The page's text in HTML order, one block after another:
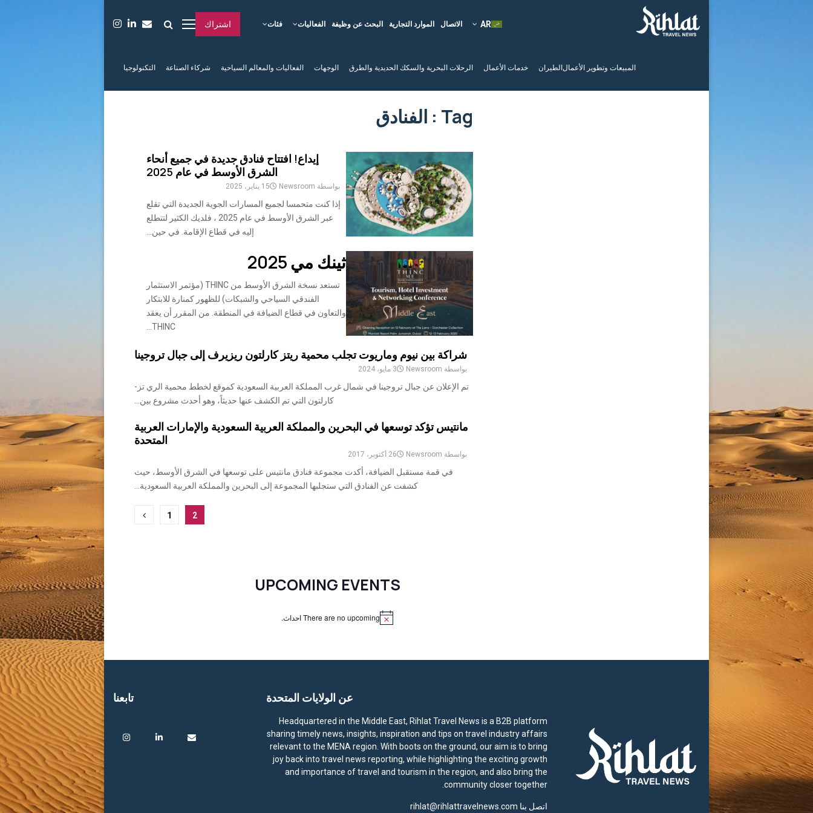
فئات الفعاليات البحث عن وظيفة الموارد التجارية الاتصال اشتراك
المبيعات وتطوير الأعمال الطيران خدمات الأعمال الرحلات البحرية والسكك الحديدية والطرق الوجهات الفعاليات والمعالم السياحية شركاء الصناعة التكنولوجيا
Tag : الفنادق
إيداع! افتتاح فنادق جديدة في جميع أنحاء
الشرق الأوسط في عام 2025
بواسطة Newsroom 15 يناير، 2025
إذا كنت متحمسا لجميع المسارات الجوية الجديدة التي تقلع
عبر الشرق الأوسط في عام 2025 ، فلديك الكثير لتتطلع
إليه في قطاع الإقامة. في حين...
ثينك مي 2025
تستعد نسخة الشرق الأوسط من THINC (مؤتمر الاستثمار
الفندقي السياحي والشبكات) للظهور كمنارة للابتكار
والتعاون في قطاع الضيافة في المنطقة. من المقرر أن يعقد
THINC...
شراكة بين نيوم وماريوت تجلب محمية ريتز كارلتون ريزيرف إلى جبال تروجينا
بواسطة Newsroom 3 مايو، 2024
تم الإعلان عن جبال تروجينا في شمال غرب المملكة العربية السعودية كموقع لخطط محمية الري تز-
كارلتون التي تم الكشف عنها حديثاً، وهو أحدث مشروع بين...
مانتيس تؤكد توسعها في البحرين والمملكة العربية السعودية والإمارات العربية
المتحدة
بواسطة Newsroom 26 أكتوبر، 2017
في قمة مستقبل الضيافة، أكدت مجموعة فنادق مانتيس على توسعها في الشرق الأوسط، حيث
كشفت عن الفنادق التي ستجلبها المجموعة إلى البحرين والمملكة العربية السعودية...
1 2
UPCOMING EVENTS
c
There are no upcoming احداث.
عن الولايات المتحدة
Headquartered in the Middle East, Rihlat Travel News is a B2B platform
sharing timely news, insights, inspiration and tips on travel industry affairs
relevant to the MENA region. With boots on the ground, our aim is to bring
joy back into travel news reporting, while highlighting the exciting growth
and importance of travel and tourism in the region, and also bring the
community closer together.
اتصل بنا rihlat@rihlattravelnews.com
تابعنا